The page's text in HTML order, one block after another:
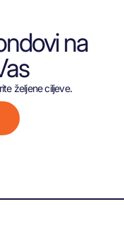
na
željene ciljeve.